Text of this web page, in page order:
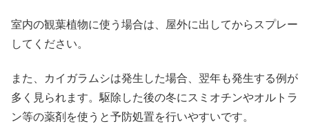
室内の観葉植物に使う場合は、屋外に出してからスプレー
してください。
また、カイガラムシは発生した場合、翌年も発生する例が
多く見られます。駆除した後の冬にスミオチンやオルトラ
ン等の薬剤を使うと予防処置を行いやすいです。